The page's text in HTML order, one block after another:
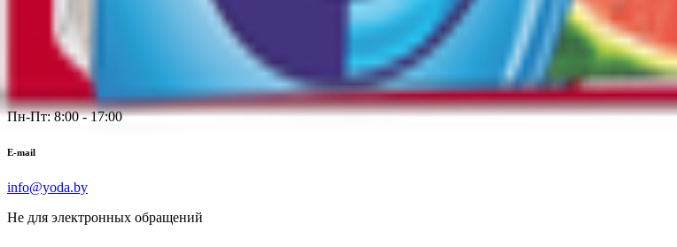
Контактный телефон
+375(29)6875999
Пн-Пт: 8:00 - 17:00
E-mail
info@yoda.by
Не для электронных обращений